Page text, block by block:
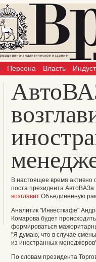
Персона Власть
В настоящее время активно
поста президента
возглавит Объединенную
Аналитик "Инвесткафе"
Комарова будет
формироваться
"Я думаю, что в случае
из иностранных
По словам президента